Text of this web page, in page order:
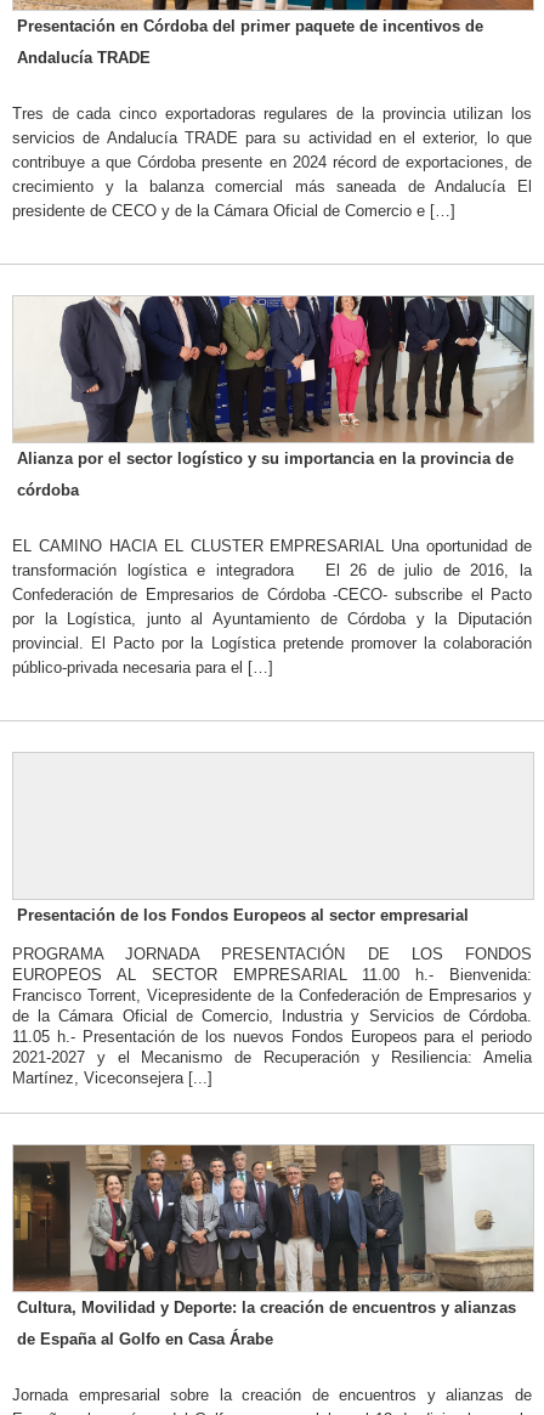
Presentación en Córdoba del primer paquete de incentivos de
Andalucía TRADE
Tres de cada cinco exportadoras regulares de la provincia utilizan los
servicios de Andalucía TRADE para su actividad en el exterior, lo que
contribuye a que Córdoba presente en 2024 récord de exportaciones, de
crecimiento y la balanza comercial más saneada de Andalucía El
presidente de CECO y de la Cámara Oficial de Comercio e […]
Alianza por el sector logístico y su importancia en la provincia de
córdoba
EL CAMINO HACIA EL CLUSTER EMPRESARIAL Una oportunidad de
transformación logística e integradora El 26 de julio de 2016, la
Confederación de Empresarios de Córdoba -CECO- subscribe el Pacto
por la Logística, junto al Ayuntamiento de Córdoba y la Diputación
provincial. El Pacto por la Logística pretende promover la colaboración
público-privada necesaria para el […]
Presentación de los Fondos Europeos al sector empresarial
PROGRAMA JORNADA PRESENTACIÓN DE LOS FONDOS
EUROPEOS AL SECTOR EMPRESARIAL 11.00 h.- Bienvenida:
Francisco Torrent, Vicepresidente de la Confederación de Empresarios y
de la Cámara Oficial de Comercio, Industria y Servicios de Córdoba.
11.05 h.- Presentación de los nuevos Fondos Europeos para el periodo
2021-2027 y el Mecanismo de Recuperación y Resiliencia: Amelia
Martínez, Viceconsejera [...]
Cultura, Movilidad y Deporte: la creación de encuentros y alianzas
de España al Golfo en Casa Árabe
Jornada empresarial sobre la creación de encuentros y alianzas de